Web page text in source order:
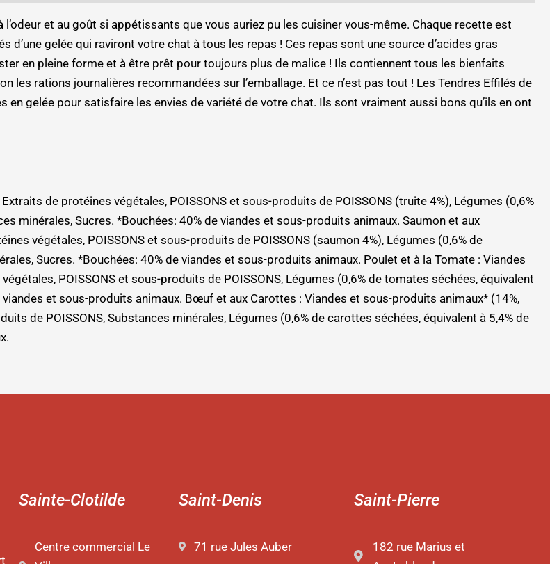
et au goût si appétissants que vous auriez pu les cuisiner vous-même. Chaque recette est
gelée qui raviront votre chat à tous les repas ! Ces repas sont une source d’acides gras
en pleine forme et à être prêt pour toujours plus de malice ! Ils contiennent tous les bienfaits
rations journalières recommandées sur l’emballage. Et ce n’est pas tout ! Les Tendres Effilés de
gelée pour satisfaire les envies de variété de votre chat. Ils sont vraiment aussi bons qu’ils en ont
de protéines végétales, POISSONS et sous-produits de POISSONS (truite 4%), Légumes (0,6%
minérales, Sucres. *Bouchées: 40% de viandes et sous-produits animaux. Saumon et aux
végétales, POISSONS et sous-produits de POISSONS (saumon 4%), Légumes (0,6% de
Sucres. *Bouchées: 40% de viandes et sous-produits animaux. Poulet et à la Tomate : Viandes
POISSONS et sous-produits de POISSONS, Légumes (0,6% de tomates séchées, équivalent
et sous-produits animaux. Bœuf et aux Carottes : Viandes et sous-produits animaux* (14%,
de POISSONS, Substances minérales, Légumes (0,6% de carottes séchées, équivalent à 5,4% de
Sainte-Clotilde
Centre commercial Le
Saint-Denis
71 rue Jules Auber
Saint-Pierre
182 rue Marius et